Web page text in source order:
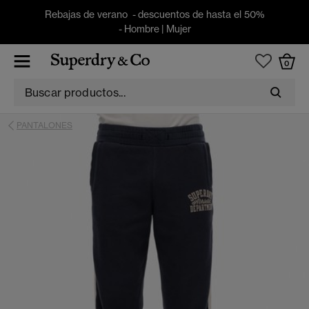
Rebajas de verano - descuentos de hasta el 50%
- Hombre| Mujer
0
PANTALONES